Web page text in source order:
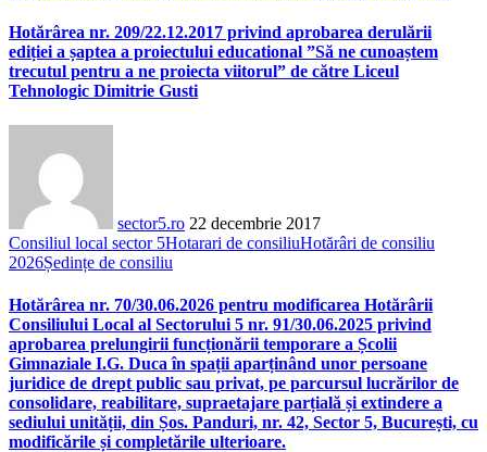
Hotărârea nr. 209/22.12.2017 privind aprobarea derulării
ediției a șaptea a proiectului educational ”Să ne cunoaștem
trecutul pentru a ne proiecta viitorul” de către Liceul
Tehnologic Dimitrie Gusti
sector5.ro 22 decembrie 2017
Consiliul local sector 5Hotarari de consiliuHotărâri de consiliu
2026Ședințe de consiliu
Hotărârea nr. 70/30.06.2026 pentru modificarea Hotărârii
Consiliului Local al Sectorului 5 nr. 91/30.06.2025 privind
aprobarea prelungirii funcționării temporare a Școlii
Gimnaziale I.G. Duca în spații aparținând unor persoane
juridice de drept public sau privat, pe parcursul lucrărilor de
consolidare, reabilitare, supraetajare parțială și extindere a
sediului unității, din Șos. Panduri, nr. 42, Sector 5, București, cu
modificările și completările ulterioare.